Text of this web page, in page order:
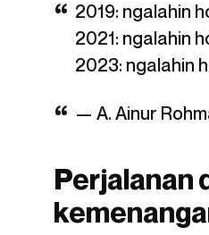
2019: ngalahin
2021: ngalahin
2023: ngalahin
— A. Ainur
Perjalanan